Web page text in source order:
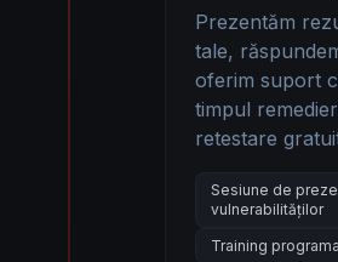
Prezentăm
tale,
oferim suport
timpul
retestare
Sesiune de
vulnerabilităților
Training